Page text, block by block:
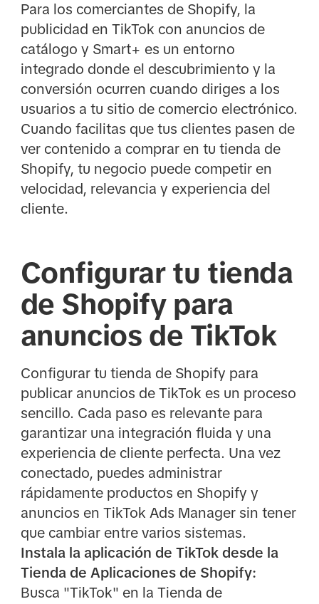
Para los comerciantes de Shopify, la
publicidad en TikTok con anuncios de
catálogo y Smart+ es un entorno
integrado donde el descubrimiento y la
conversión ocurren cuando diriges a los
usuarios a tu sitio de comercio electrónico.
Cuando facilitas que tus clientes pasen de
ver contenido a comprar en tu tienda de
Shopify, tu negocio puede competir en
velocidad, relevancia y experiencia del
cliente.
Configurar tu tienda
de Shopify para
anuncios de TikTok
Configurar tu tienda de Shopify para
publicar anuncios de TikTok es un proceso
sencillo. Cada paso es relevante para
garantizar una integración fluida y una
experiencia de cliente perfecta. Una vez
conectado, puedes administrar
rápidamente productos en Shopify y
anuncios en TikTok Ads Manager sin tener
que cambiar entre varios sistemas.
Instala la aplicación de TikTok desde la
Tienda de Aplicaciones de Shopify:
Busca "TikTok" en la Tienda de